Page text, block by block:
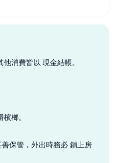
消費皆以 現金結帳。
榔。
保管，外出時務必 鎖上房